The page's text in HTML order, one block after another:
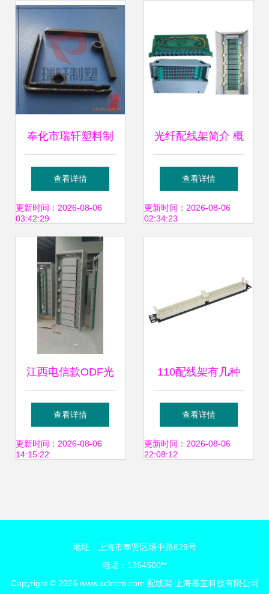
应商分析
奉化市瑞轩塑料制
品厂 专业配线架产
品列表及介绍
查看详情
更新时间：2026-08-06
03:42:29
光纤配线架简介 概
念、作用与配线架
的关系
查看详情
更新时间：2026-08-06
02:34:23
江西电信款ODF光
纤配线架 高效网络
配线的关键设备
查看详情
更新时间：2026-08-06
14:15:22
110配线架有几种
类型,连接块有几种
类型
查看详情
更新时间：2026-08-06
22:08:12
地址：上海市奉贤区场中路629号
电话：1364500**
Copyright © 2026 www.xclncm.com 配线架 上海慕芷科技有限公司